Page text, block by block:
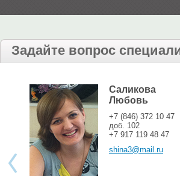
Задайте вопрос
Саликова
Любовь
+7 (846) 372 10 47
доб. 102
+7 917 119 48 47
shina3@mail.ru